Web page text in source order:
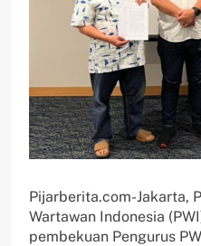
Pijarberita.com-Jakarta,
Wartawan Indonesia
pembekuan Pengurus